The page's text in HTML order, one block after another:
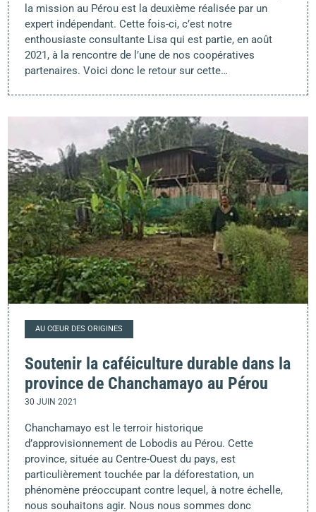
la mission au Pérou est la deuxième réalisée par un
expert indépendant. Cette fois-ci, c’est notre
enthousiaste consultante Lisa qui est partie, en août
2021, à la rencontre de l’une de nos coopératives
partenaires. Voici donc le retour sur cette…
AU CŒUR DES ORIGINES
Soutenir la caféiculture durable dans la
province de Chanchamayo au Pérou
30 JUIN 2021
Chanchamayo est le terroir historique
d’approvisionnement de Lobodis au Pérou. Cette
province, située au Centre-Ouest du pays, est
particulièrement touchée par la déforestation, un
phénomène préoccupant contre lequel, à notre échelle,
nous souhaitons agir. Nous nous sommes donc